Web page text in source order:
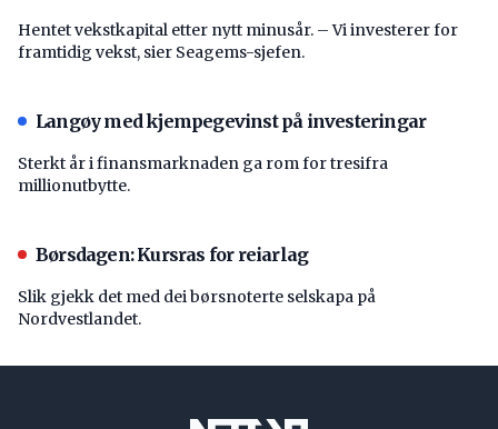
Hentet vekstkapital etter nytt minusår. – Vi investerer for
framtidig vekst, sier Seagems-sjefen.
Langøy med kjempegevinst på investeringar
Sterkt år i finansmarknaden ga rom for tresifra
millionutbytte.
Børsdagen: Kursras for reiarlag
Slik gjekk det med dei børsnoterte selskapa på
Nordvestlandet.